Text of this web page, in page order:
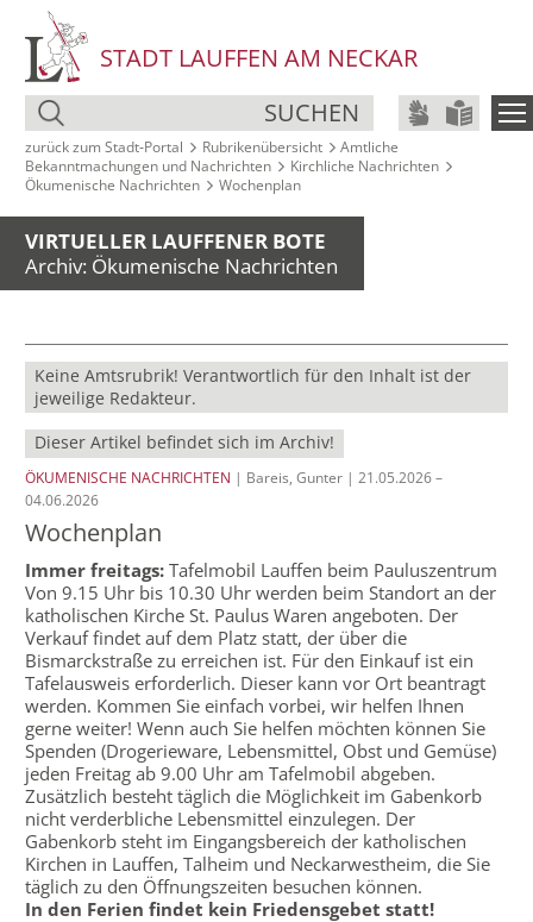
STADT LAUFFEN AM NECKAR
SUCHEN
zurück zum Stadt‑Portal Rubrikenübersicht
Amtliche
Bekanntmachungen und Nachrichten
Kirchliche Nachrichten
Ökumenische Nachrichten
Wochenplan
VIRTUELLER LAUFFENER BOTE
Archiv: Ökumenische Nachrichten
Keine Amtsrubrik! Verantwortlich für den Inhalt ist der
jeweilige Redakteur.
Dieser Artikel befindet sich im Archiv!
ÖKUMENISCHE NACHRICHTEN | Bareis, Gunter | 21.05.2026 –
04.06.2026
Wochenplan
Immer freitags: Tafelmobil Lauffen beim Pauluszentrum
Von 9.15 Uhr bis 10.30 Uhr werden beim Standort an der
katholischen Kirche St. Paulus Waren angeboten. Der
Verkauf findet auf dem Platz statt, der über die
Bismarckstraße zu erreichen ist. Für den Einkauf ist ein
Tafelausweis erforderlich. Dieser kann vor Ort beantragt
werden. Kommen Sie einfach vorbei, wir helfen Ihnen
gerne weiter! Wenn auch Sie helfen möchten können Sie
Spenden (Drogerieware, Lebensmittel, Obst und Gemüse)
jeden Freitag ab 9.00 Uhr am Tafelmobil abgeben.
Zusätzlich besteht täglich die Möglichkeit im Gabenkorb
nicht verderbliche Lebensmittel einzulegen. Der
Gabenkorb steht im Eingangsbereich der katholischen
Kirchen in Lauffen, Talheim und Neckarwestheim, die Sie
täglich zu den Öffnungszeiten besuchen können.
In den Ferien findet kein Friedensgebet statt!